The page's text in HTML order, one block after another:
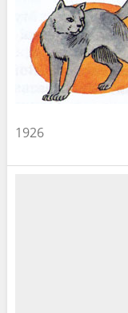
1926